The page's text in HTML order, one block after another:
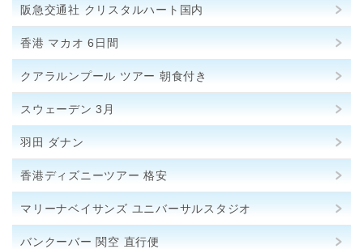
阪急交通社 クリスタルハート国内
香港 マカオ 6日間
クアラルンプール ツアー 朝食付き
スウェーデン 3月
羽田 ダナン
香港ディズニーツアー 格安
マリーナベイサンズ ユニバーサルスタジオ
バンクーバー 関空 直行便